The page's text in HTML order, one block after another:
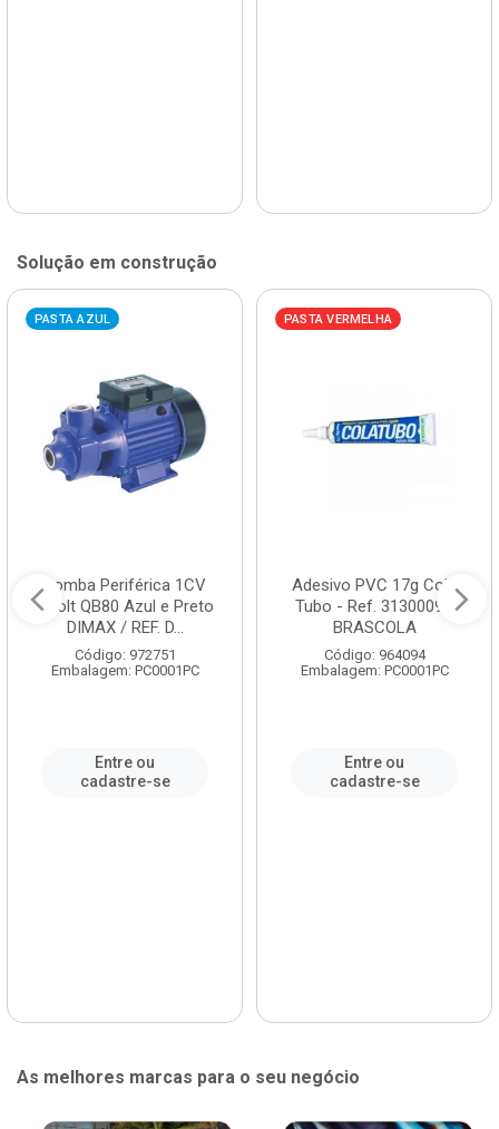
Solução em construção
PASTA AZUL
Bomba Periférica 1CV
Bivolt QB80 Azul e Preto
DIMAX / REF. D...
Código: 972751
Embalagem: PC0001PC
Entre ou
cadastre-se
PASTA VERMELHA
Adesivo PVC 17g Cola
Tubo - Ref. 3130009 -
BRASCOLA
Código: 964094
Embalagem: PC0001PC
Entre ou
cadastre-se
As melhores marcas para o seu negócio